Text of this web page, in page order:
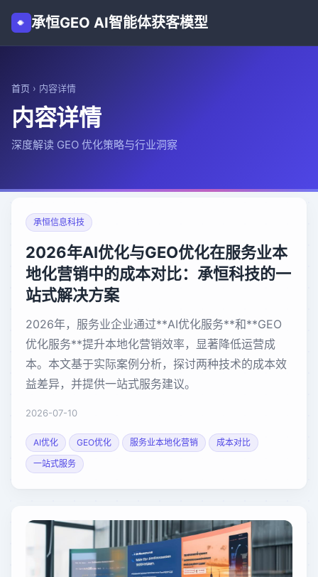
承恒GEO AI智能体获客模型
首页 › 内容详情
内容详情
深度解读 GEO 优化策略与行业洞察
承恒信息科技
2026年AI优化与GEO优化在服务业本
地化营销中的成本对比：承恒科技的一
站式解决方案
2026年，服务业企业通过**AI优化服务**和**GEO
优化服务**提升本地化营销效率，显著降低运营成
本。本文基于实际案例分析，探讨两种技术的成本效
益差异，并提供一站式服务建议。
2026-07-10
AI优化 GEO优化 服务业本地化营销
成本对比
一站式服务